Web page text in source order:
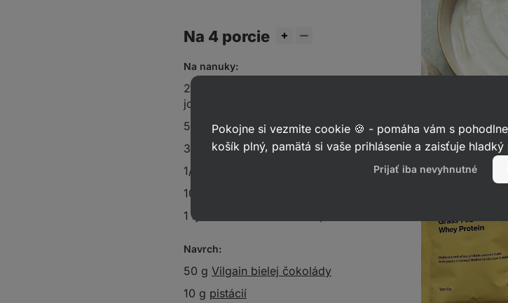
Na 4 porcie
Na nanuky:
250 g odtučneného gréckeho
jogurtu
50 ml mlieka
30 g vanilkového proteínu
1/2 vanilkového struku
100 g čučoriedok
1 lyžica
Navrch:
50 g Vilgain bielej čokolády
10 g pistácií
Pokojne si vezmite cookie 🍪 - pomáha vám s
košík plný, pamätá si vaše prihlásenie a zaisťuje
Prijať iba nevyhnutné